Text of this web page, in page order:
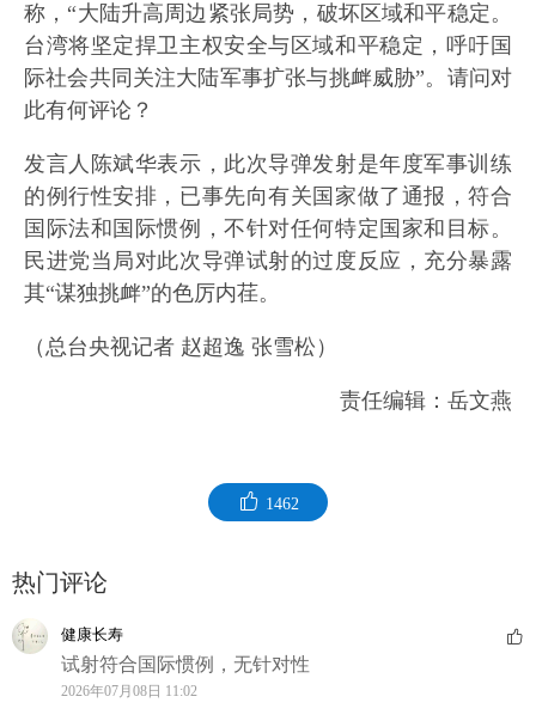
称，“大陆升高周边紧张局势，破坏区域和平稳定。
台湾将坚定捍卫主权安全与区域和平稳定，呼吁国
际社会共同关注大陆军事扩张与挑衅威胁”。请问对
此有何评论？
发言人陈斌华表示，此次导弹发射是年度军事训练
的例行性安排，已事先向有关国家做了通报，符合
国际法和国际惯例，不针对任何特定国家和目标。
民进党当局对此次导弹试射的过度反应，充分暴露
其“谋独挑衅”的色厉内荏。
（总台央视记者 赵超逸 张雪松）
责任编辑：岳文燕
1462
热门评论
健康长寿
试射符合国际惯例，无针对性
2026年07月08日 11:02